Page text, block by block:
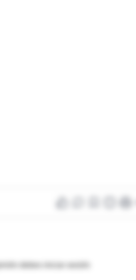
debes iniciar sesión